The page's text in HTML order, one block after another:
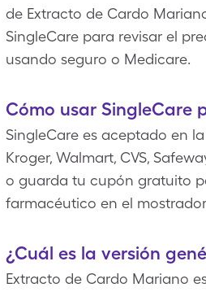
de Extracto de Cardo
SingleCare para revisar el
usando seguro o Medicare.
Cómo usar SingleCare
SingleCare es aceptado en
Kroger, Walmart, CVS,
o guarda tu cupón gratuito
farmacéutico en el
¿Cuál es la versión
Extracto de Cardo Mariano